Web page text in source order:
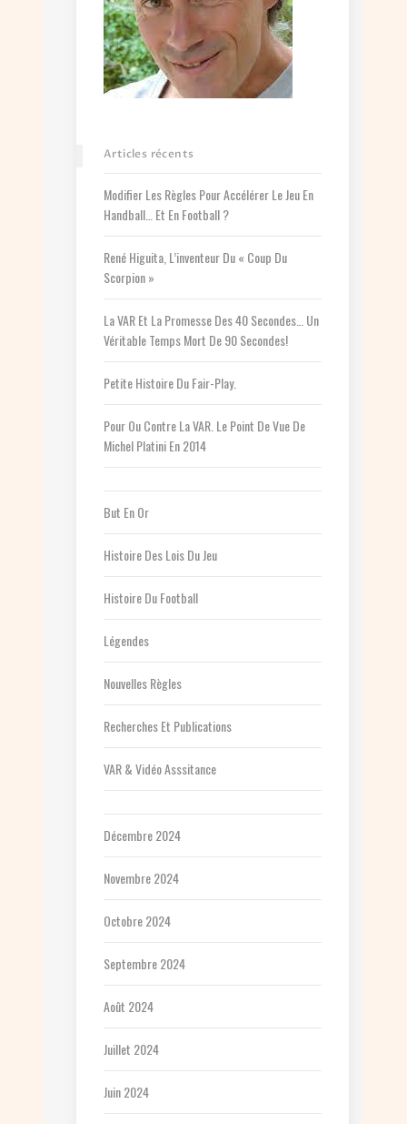
Articles récents
Modifier Les Règles Pour Accélérer Le Jeu En
Handball… Et En Football ?
René Higuita, L’inventeur Du « Coup Du
Scorpion »
La VAR Et La Promesse Des 40 Secondes… Un
Véritable Temps Mort De 90 Secondes!
Petite Histoire Du Fair-Play.
Pour Ou Contre La VAR. Le Point De Vue De
Michel Platini En 2014
But En Or
Histoire Des Lois Du Jeu
Histoire Du Football
Légendes
Nouvelles Règles
Recherches Et Publications
VAR & Vidéo Asssitance
Décembre 2024
Novembre 2024
Octobre 2024
Septembre 2024
Août 2024
Juillet 2024
Juin 2024